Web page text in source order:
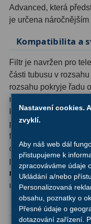
Barlow 2x 38
Barlow 3x 12
Barlow 4x3
Barlow 5x8
Hledáčky28
Optické hledáčky15
Red Dot hledáčky6
Sluneční hledáčky3
Úchyty a držáky
Advanced, která
je určena
Kompatibilita a
Filtr je navržen pro
části tubusu v
rozsahu pokryje řadu
newtonů přes
kompaktnější
průměrem tubusu.
filtru činí 175 mm,
objektivu není nijak
potenciál svého
mmvám umožní
úrovní detailu.
Technické
Nastavení cookies.
zvyklí.
Aby náš web dál
přistupujeme k
zpracováváme údaje
Ukládání a/nebo
Personalizovaná
obsahu, poznatky o
Přesné údaje o
dotazování zařízení.